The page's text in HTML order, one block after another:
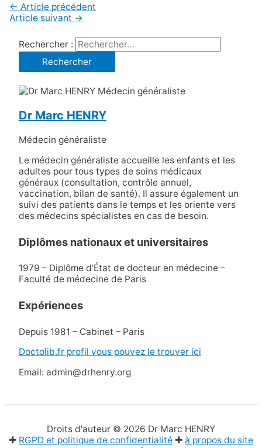
← Article précédent
Article suivant →
Rechercher :
Dr Marc HENRY
Médecin généraliste
Le médecin généraliste accueille les enfants et les
adultes pour tous types de soins médicaux
généraux (consultation, contrôle annuel,
vaccination, bilan de santé). Il assure également un
suivi des patients dans le temps et les oriente vers
des médecins spécialistes en cas de besoin.
Diplômes nationaux et universitaires
1979 – Diplôme d’État de docteur en médecine –
Faculté de médecine de Paris
Expériences
Depuis 1981 – Cabinet – Paris
Doctolib.fr profil vous pouvez le trouver ici
Email: admin@drhenry.org
Droits d'auteur © 2026 Dr Marc HENRY
✚ RGPD et politique de confidentialité ✚ à propos du site